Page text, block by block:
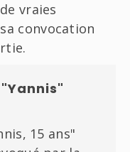
vraies
convocation
15 ans"